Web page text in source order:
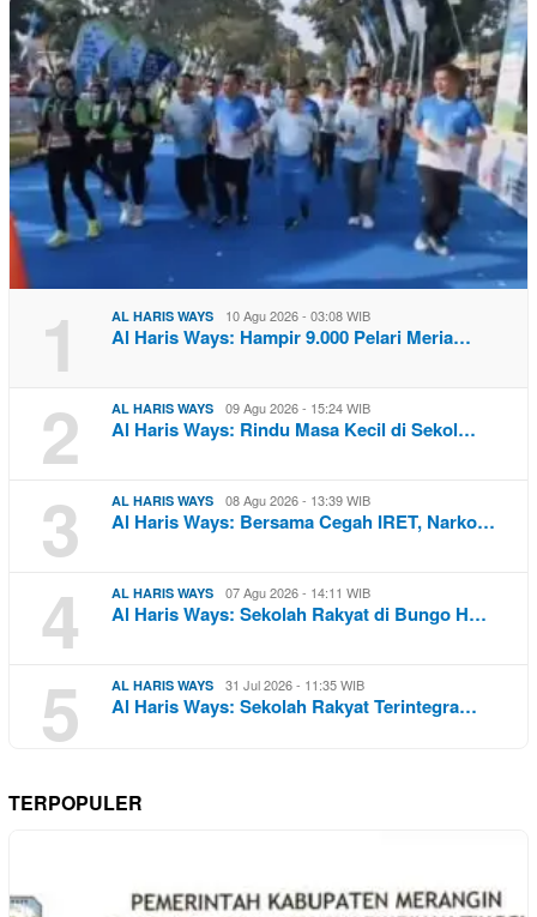
1 AL HARIS WAYS 10 Agu 2026 - 03:08 WIB
Al Haris Ways: Hampir 9.000 Pelari Meria…
2 AL HARIS WAYS 09 Agu 2026 - 15:24 WIB
Al Haris Ways: Rindu Masa Kecil di Sekol…
3 AL HARIS WAYS 08 Agu 2026 - 13:39 WIB
Al Haris Ways: Bersama Cegah IRET, Narko…
4 AL HARIS WAYS 07 Agu 2026 - 14:11 WIB
Al Haris Ways: Sekolah Rakyat di Bungo H…
5 AL HARIS WAYS 31 Jul 2026 - 11:35 WIB
Al Haris Ways: Sekolah Rakyat Terintegra…
TERPOPULER